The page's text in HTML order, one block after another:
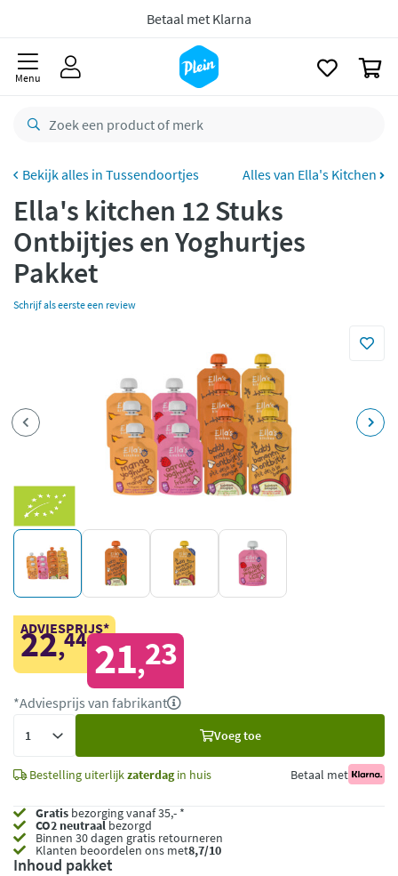
Gratisbezorging vanaf 35,- *
Bestelling uiterlijkzaterdag
Gratisretourneren
Betaal met Klarna
Menu
Tussendoortjes Alles van Ella's Kitchen
Ella's kitchen 12 Stuks
Ontbijtjes en Yoghurtjes
Pakket
Schrijf als eerste een review
ADVIESPRIJS*
22,44 21,23
*Adviesprijs van fabrikant
Voeg toe
Bestelling uiterlijkzaterdagin huis Betaal met
Gratis bezorging vanaf 35,- *
CO2 neutraalbezorgd
Binnen 30 dagen gratis retourneren
Klanten beoordelen ons met8,7/10
Inhoud pakket